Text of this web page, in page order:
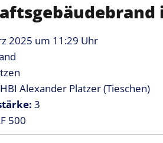
2025 um 11:29 Uhr
HBI Alexander Platzer (Tieschen)
3
500